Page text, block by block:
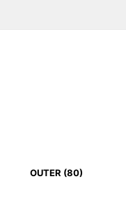
OUTER (80)